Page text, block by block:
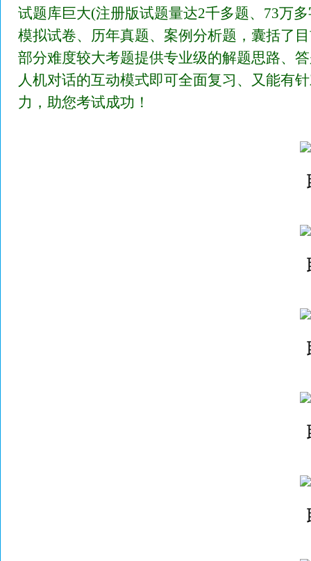
试题库巨大(注册版试题量达2千多题、73万
模拟试卷、历年真题、案例分析题，囊括了
部分难度较大考题提供专业级的解题思路、
人机对话的互动模式即可全面复习、又能有
力，助您考试成功！